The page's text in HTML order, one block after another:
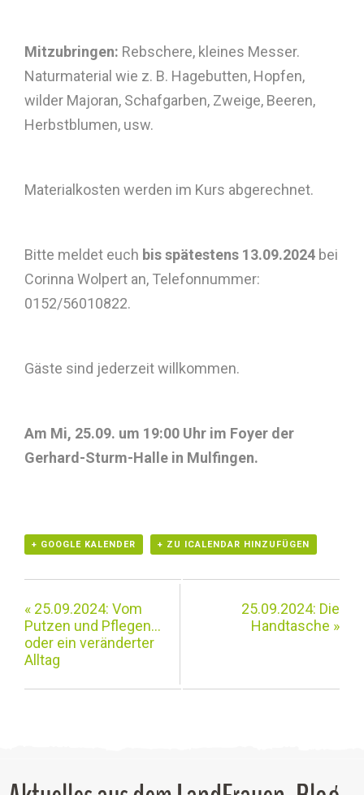
Mitzubringen: Rebschere, kleines Messer.
Naturmaterial wie z. B. Hagebutten, Hopfen,
wilder Majoran, Schafgarben, Zweige, Beeren,
Herbstblumen, usw.
Materialkosten werden im Kurs abgerechnet.
Bitte meldet euch bis spätestens 13.09.2024 bei
Corinna Wolpert an, Telefonnummer:
0152/56010822.
Gäste sind jederzeit willkommen.
Am Mi, 25.09. um 19:00 Uhr im Foyer der
Gerhard-Sturm-Halle in Mulfingen.
+ GOOGLE KALENDER + ZU ICALENDAR HINZUFÜGEN
« 25.09.2024: Vom
Putzen und Pflegen…
oder ein veränderter
Alltag
25.09.2024: Die
Handtasche »